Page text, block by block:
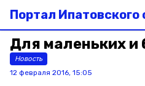
Портал Ипатовского
Для маленьких и
Новость
12 февраля 2016, 15:05